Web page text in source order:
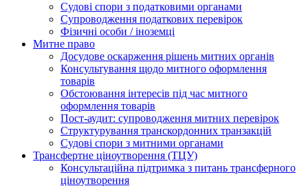
Судові спори з податковими органами
Супроводження податкових перевірок
Фізичні особи / іноземці
Митне право
Досудове оскарження рішень митних органів
Консультування щодо митного оформлення
товарів
Обстоювання інтересів під час митного
оформлення товарів
Пост-аудит: супроводження митних перевірок
Структурування транскордонних транзакцій
Судові спори з митними органами
Трансфертне ціноутворення (ТЦУ)
Консультаційна підтримка з питань трансферного
ціноутворення